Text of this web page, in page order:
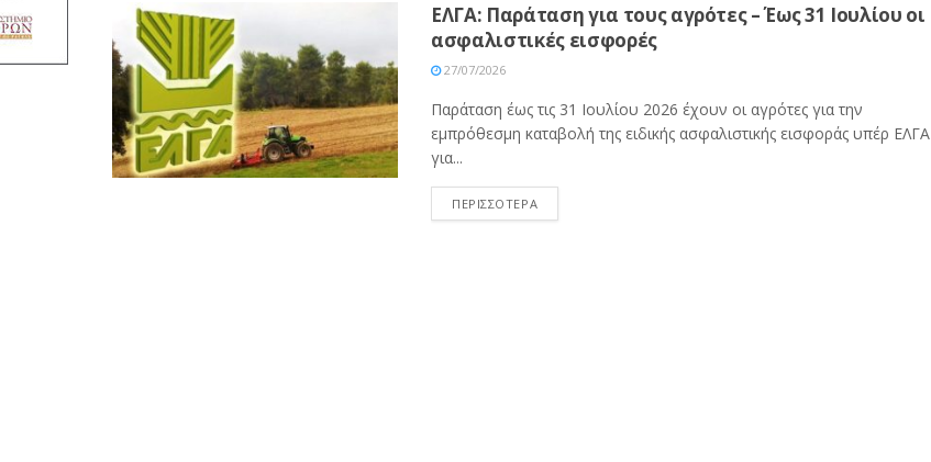
ΕΛΓΑ: Παράταση για τους αγρότες – Έως 31 Ιουλίου οι
ασφαλιστικές εισφορές
27/07/2026
Παράταση έως τις 31 Ιουλίου 2026 έχουν οι αγρότες για την
εμπρόθεσμη καταβολή της ειδικής ασφαλιστικής εισφοράς υπέρ ΕΛΓΑ
για...
ΠΕΡΙΣΣΟΤΕΡΑ